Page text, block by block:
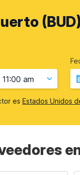
11:00 am
es Estados Unidos